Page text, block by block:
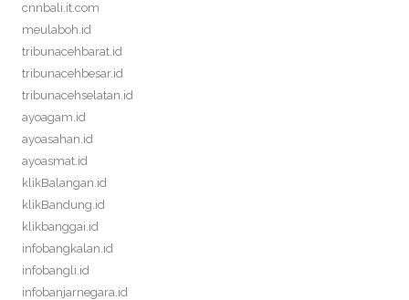
cnnbali.it.com
meulaboh.id
tribunacehbarat.id
tribunacehbesar.id
tribunacehselatan.id
ayoagam.id
ayoasahan.id
ayoasmat.id
klikBalangan.id
klikBandung.id
klikbanggai.id
infobangkalan.id
infobangli.id
infobanjarnegara.id